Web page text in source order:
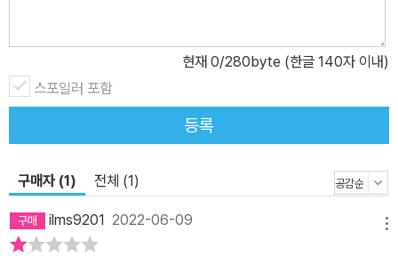
며, 문장 구조에 대한 이해력이 향상됩니다. ⑥ 스스로 문장을 만드는
과정을 통해 어휘를 문장 내에서 자연스럽게 익히게 됩니다. 입영작
훈련 Special Edition 프로세스 ■ 의미 단위 입 영작 긴 문장을 한
꺼번에 영작하려면 부담부터 느껴지지요? ‘천리 길도 한 걸 음부
터’라는 말이 있듯이 한 걸음씩 가자고요. 의미 단위로 잘라서 한글 문
우 다 보면 어느새 한 문장의 빈칸이 모두 채워져 문장이 완성되어 있
을 것 입니다. 주어진 Hint 단어를 참고하여 빈칸을 채워 보세요! 보
다 효율적인 학습을 위해 마스터유진 선생님의 팟캐스트 직강을 들으
현재 0/280byte (한글 140자 이내)
스포일러 포함
등록
구매자 (1) 전체 (1)
ilms9201 2022-06-09